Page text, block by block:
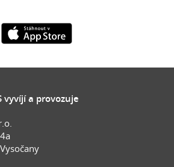
vyvíjí a provozuje